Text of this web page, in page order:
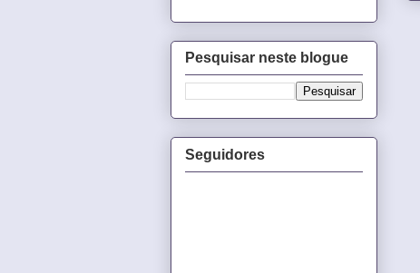
Pesquisar neste blogue
Seguidores